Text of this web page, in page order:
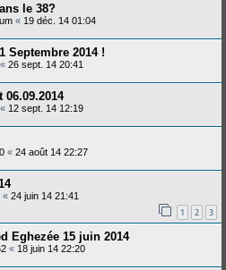
le 38?
« 19 déc. 14 01:04
Septembre 2014 !
« 26 sept. 14 20:41
06.09.2014
« 12 sept. 14 12:19
« 24 août 14 22:27
« 24 juin 14 21:41
1 2 3
Eghezée 15 juin 2014
« 18 juin 14 22:20